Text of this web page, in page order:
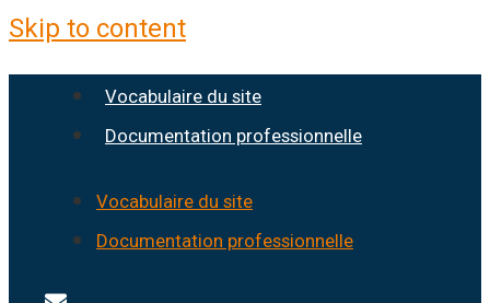
Skip to content
Vocabulaire du site
Documentation professionnelle
Vocabulaire du site
Documentation professionnelle